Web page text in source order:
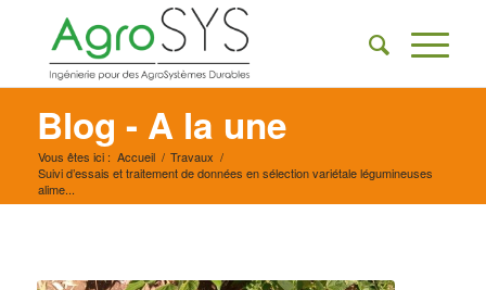
Blog - A la une
Vous êtes ici : Accueil / Travaux /
Suivi d’essais et traitement de données en sélection variétale légumineuses
alime...